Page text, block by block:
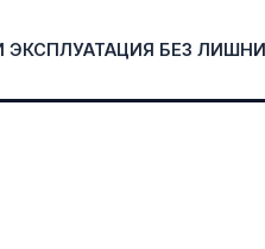
ЭКСПЛУАТАЦИЯ БЕЗ